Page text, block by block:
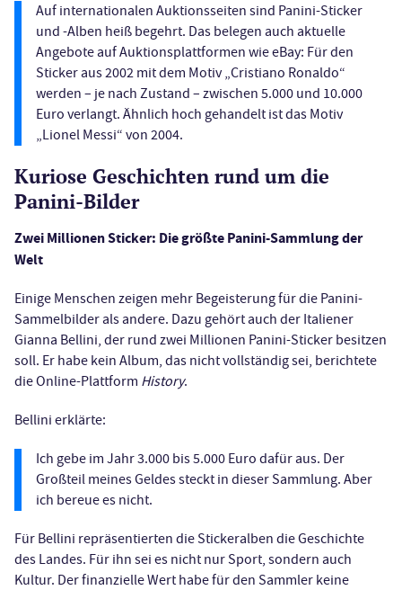
Auf internationalen Auktionsseiten sind Panini-Sticker
und -Alben heiß begehrt. Das belegen auch aktuelle
Angebote auf Auktionsplattformen wie eBay: Für den
Sticker aus 2002 mit dem Motiv „Cristiano Ronaldo“
werden – je nach Zustand – zwischen 5.000 und 10.000
Euro verlangt. Ähnlich hoch gehandelt ist das Motiv
„Lionel Messi“ von 2004.
Kuriose Geschichten rund um die
Panini-Bilder
Zwei Millionen Sticker: Die größte Panini-Sammlung der
Welt
Einige Menschen zeigen mehr Begeisterung für die Panini-
Sammelbilder als andere. Dazu gehört auch der Italiener
Gianna Bellini, der rund zwei Millionen Panini-Sticker besitzen
soll. Er habe kein Album, das nicht vollständig sei, berichtete
die Online-Plattform History.
Bellini erklärte:
Ich gebe im Jahr 3.000 bis 5.000 Euro dafür aus. Der
Großteil meines Geldes steckt in dieser Sammlung. Aber
ich bereue es nicht.
Für Bellini repräsentierten die Stickeralben die Geschichte
des Landes. Für ihn sei es nicht nur Sport, sondern auch
Kultur. Der finanzielle Wert habe für den Sammler keine